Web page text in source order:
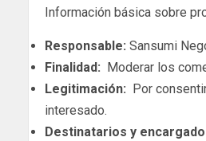
Información básica sobre
Responsable: Sansumi
Finalidad: Moderar los
Legitimación: Por
interesado.
Destinatarios y